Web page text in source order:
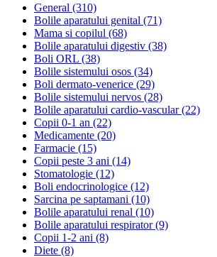
General (310)
Bolile aparatului genital (71)
Mama si copilul (68)
Bolile aparatului digestiv (38)
Boli ORL (38)
Bolile sistemului osos (34)
Boli dermato-venerice (29)
Bolile sistemului nervos (28)
Bolile aparatului cardio-vascular(22)
Copii 0-1 an (22)
Medicamente (20)
Farmacie (15)
Copii peste 3 ani (14)
Stomatologie (12)
Boli endocrinologice (12)
Sarcina pe saptamani (10)
Bolile aparatului renal (10)
Bolile aparatului respirator(9)
Copii 1-2 ani (8)
Diete (8)